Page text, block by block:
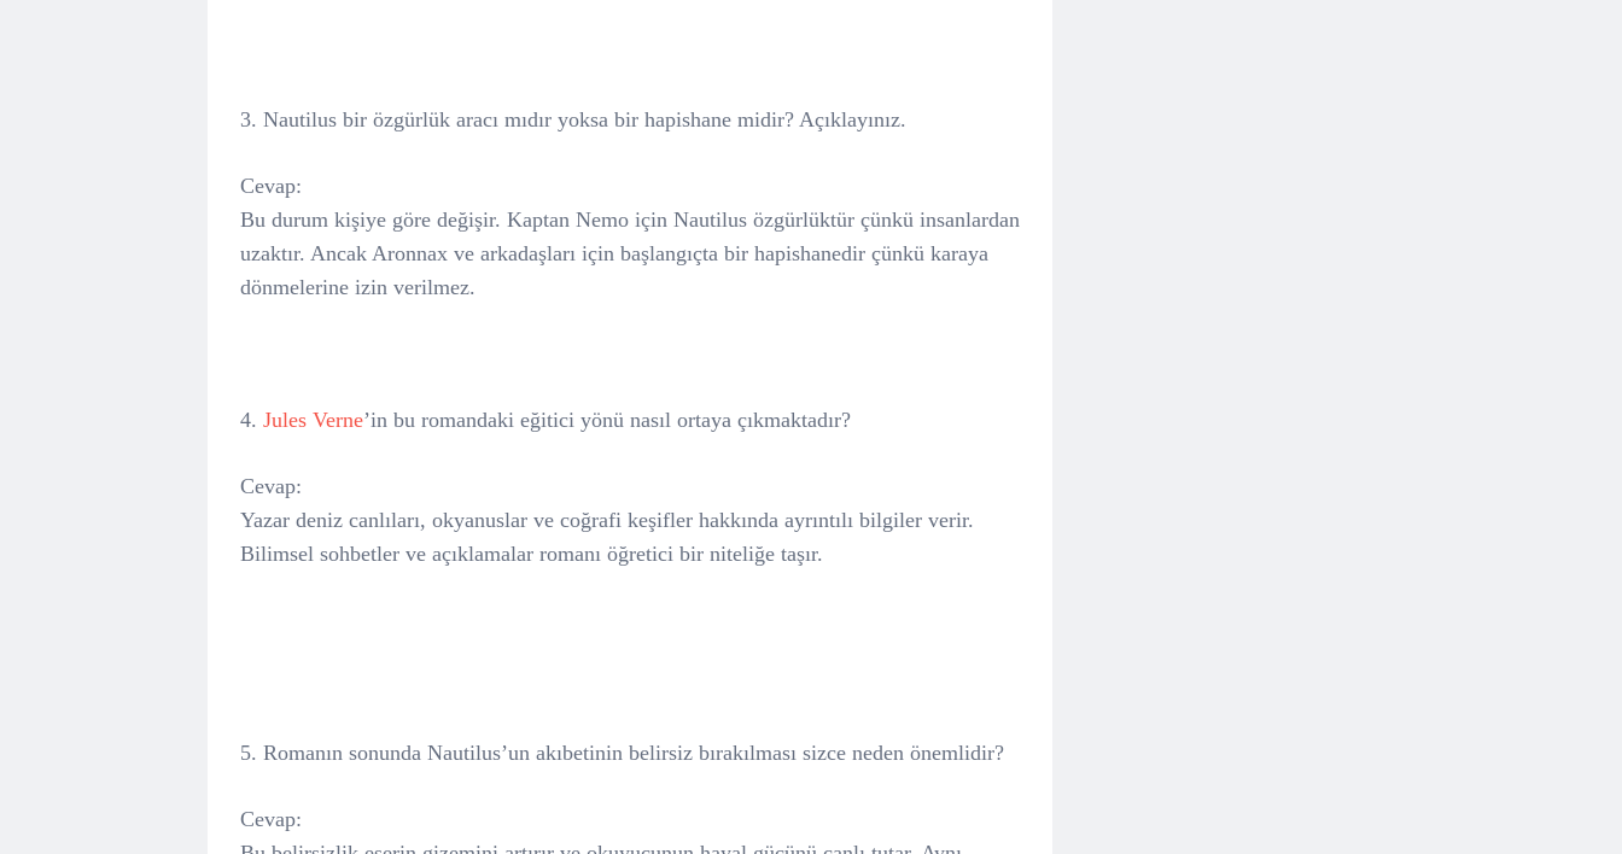
3. Nautilus bir özgürlük aracı mıdır yoksa bir hapishane midir? Açıklayınız.
Cevap:
Bu durum kişiye göre değişir. Kaptan Nemo için Nautilus özgürlüktür çünkü insanlardan
uzaktır. Ancak Aronnax ve arkadaşları için başlangıçta bir hapishanedir çünkü karaya
dönmelerine izin verilmez.
4. Jules Verne’in bu romandaki eğitici yönü nasıl ortaya çıkmaktadır?
Cevap:
Yazar deniz canlıları, okyanuslar ve coğrafi keşifler hakkında ayrıntılı bilgiler verir.
Bilimsel sohbetler ve açıklamalar romanı öğretici bir niteliğe taşır.
5. Romanın sonunda Nautilus’un akıbetinin belirsiz bırakılması sizce neden önemlidir?
Cevap: